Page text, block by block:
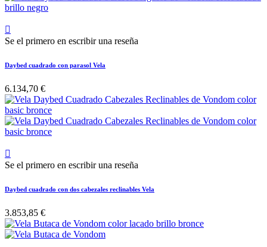

Se el primero en escribir una reseña
Daybed cuadrado con parasol Vela
6.134,70 €

Se el primero en escribir una reseña
Daybed cuadrado con dos cabezales reclinables Vela
3.853,85 €